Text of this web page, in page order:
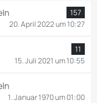
157
20. April 2022 um 10:27
11
15. Juli 2021 um 10:55
1. Januar 1970 um 01:00